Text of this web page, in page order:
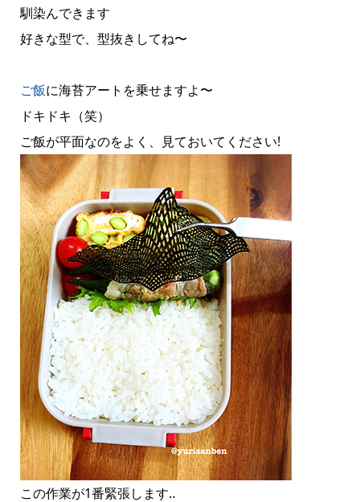
馴染んできます
好きな型で、型抜きしてね〜
ご飯に海苔アートを乗せますよ〜
ドキドキ（笑）
ご飯が平面なのをよく、見ておいてください!
この作業が1番緊張します‥